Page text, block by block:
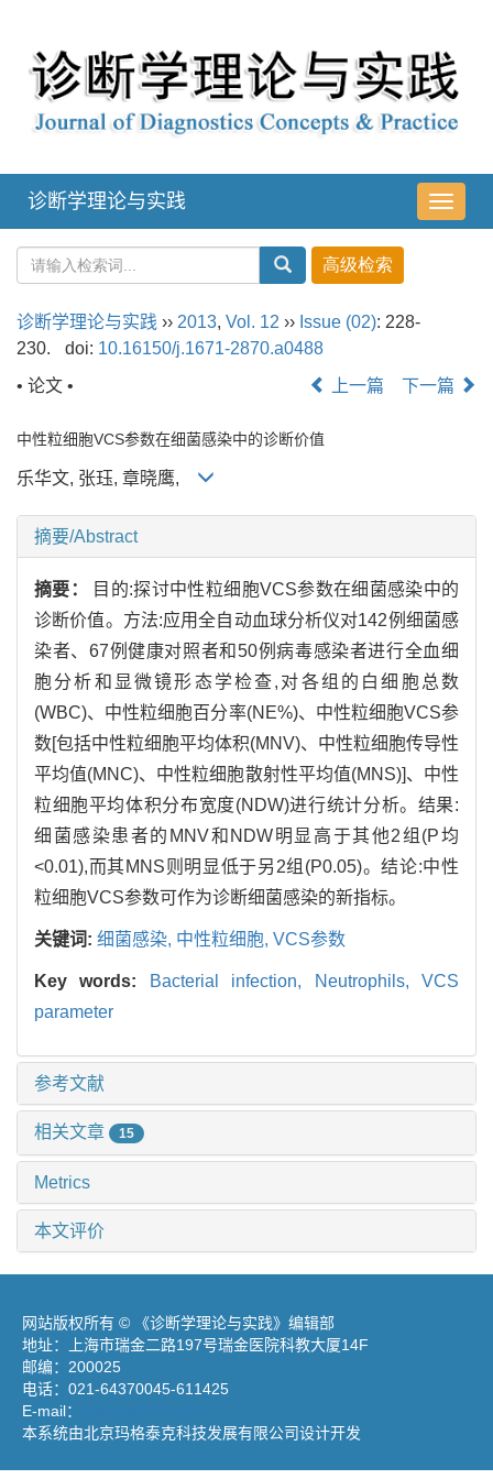
导
航
诊断学理论与实践
诊断学理论与实践 ›› 2013, Vol. 12 ›› Issue (02): 228-
230.
doi: 10.16150/j.1671-2870.a0488
• 论文 •
上一篇 下一篇
中性粒细胞VCS参数在细菌感染中的诊断价值
乐华文, 张珏, 章晓鹰,
摘要/Abstract
摘要：
目的:探讨中性粒细胞VCS参数在细菌感染中的
诊断价值。方法:应用全自动血球分析仪对142例细菌感
染者、67例健康对照者和50例病毒感染者进行全血细
胞分析和显微镜形态学检查,对各组的白细胞总数
(WBC)、中性粒细胞百分率(NE%)、中性粒细胞VCS参
数[包括中性粒细胞平均体积(MNV)、中性粒细胞传导性
平均值(MNC)、中性粒细胞散射性平均值(MNS)]、中性
粒细胞平均体积分布宽度(NDW)进行统计分析。结果:
细菌感染患者的MNV和NDW明显高于其他2组(P均
<0.01),而其MNS则明显低于另2组(P0.05)。结论:中性
粒细胞VCS参数可作为诊断细菌感染的新指标。
关键词: 细菌感染, 中性粒细胞, VCS参数
Key words: Bacterial infection, Neutrophils,VCS
parameter
参考文献
相关文章 15
Metrics
本文评价
网站版权所有 © 《诊断学理论与实践》编辑部
地址：上海市瑞金二路197号瑞金医院科教大厦14F
邮编：200025
电话：021-64370045-611425
E-mail：
本系统由北京玛格泰克科技发展有限公司设计开发